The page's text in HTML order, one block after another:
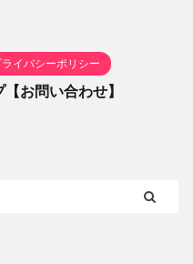
イバシーポリシー
お問い合わせ】